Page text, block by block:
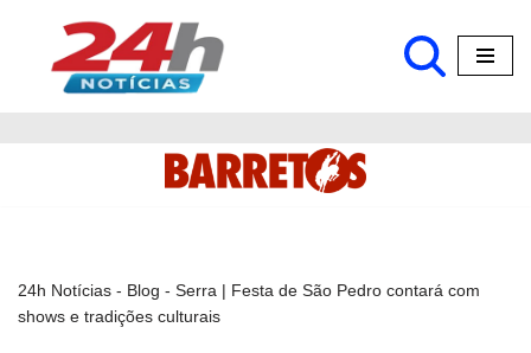
Pular
24h Notícias - Blog - Serra | Festa de São Pedro contará com
shows e tradições culturais